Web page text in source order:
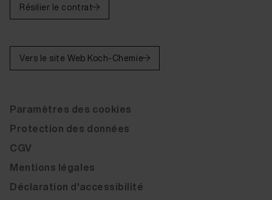
Résilier le contrat
Vers le site Web Koch-Chemie
Paramètres des cookies
Protection des données
CGV
Mentions légales
Déclaration d'accessibilité